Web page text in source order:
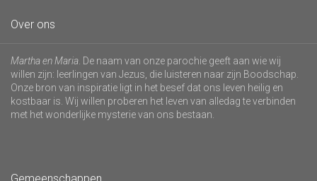
Over ons
Martha en Maria . De naam van onze parochie geeft aan wie wij
willen zijn: leerlingen van Jezus, die luisteren naar zijn Boodschap.
Onze bron van inspiratie ligt in het besef dat ons leven heilig en
kostbaar is. Wij willen proberen het leven van alledag te verbinden
met het wonderlijke mysterie van ons bestaan.